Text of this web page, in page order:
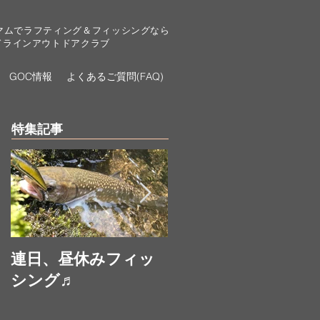
でラフティング＆フィッシングなら
ラインアウトドアクラブ
GOC情報 よくあるご質問(FAQ)
特集記事
連日、昼休みフィッ
シング♬